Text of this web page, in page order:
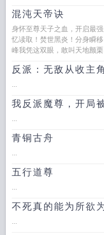
混沌天帝诀
身怀至尊天子之血，开启最
忆读取！焚世黑炎！分身瞬
峰我凭这双眼，敢叫天地颤
反派：无敌从收主
...
我反派魔尊，开局
...
青铜古舟
...
五行道尊
...
不死真的能为所欲
...